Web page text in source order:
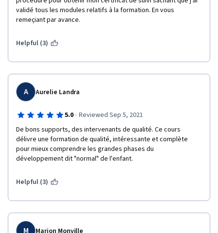
validé tous les modules relatifs à la formation. En vous
remeçiant par avance.
Helpful (3)
A Aurelie Landra
5.0 · Reviewed Sep 5, 2021
De bons supports, des intervenants de qualité. Ce cours
délivre une formation de qualité, intéressante et complète
pour mieux comprendre les grandes phases du
développement dit "normal" de l'enfant.
Helpful (3)
M Marion Monville